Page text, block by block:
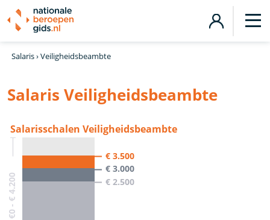
Salaris›Veiligheidsbeambte
Salaris Veiligheidsbeambte
Salarisschalen Veiligheidsbeambte
€0 - € 4.200
€ 3.500
€ 3.000
€ 2.500